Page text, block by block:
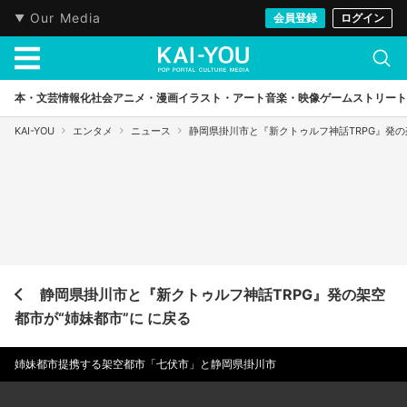
Our Media 会員登録 ログイン
本・文芸情報化社会アニメ・漫画イラスト・アート音楽・映像ゲームストリート
KAI-YOU エンタメ ニュース 静岡県掛川市と『新クトゥルフ神話TRPG』発
静岡県掛川市と『新クトゥルフ神話TRPG』発の架空
都市が“姉妹都市”に に戻る
姉妹都市提携する架空都市「七伏市」と静岡県掛川市